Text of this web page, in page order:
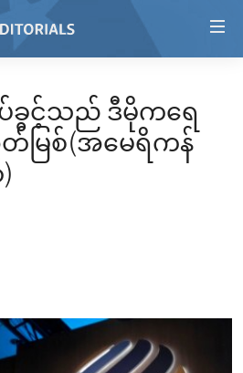
င့်သည် ဒီမိုကရေ
မြစ်(အမေရိကန်